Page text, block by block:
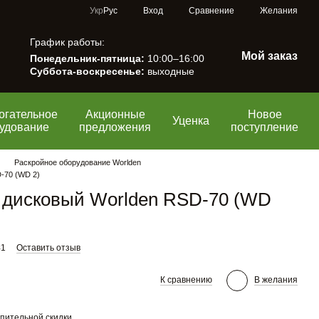
Укр Рус Вход Сравнение Желания
График работы:
Понедельник-пятница: 10:00–16:00
Суббота-воскресенье: выходные
Мой заказ
Акционные
предложения
Уценка
Новое
поступление
Раскройное оборудование Worlden
70 (WD 2)
Worlden RSD-70 (WD
Оставить отзыв
К сравнению В желания